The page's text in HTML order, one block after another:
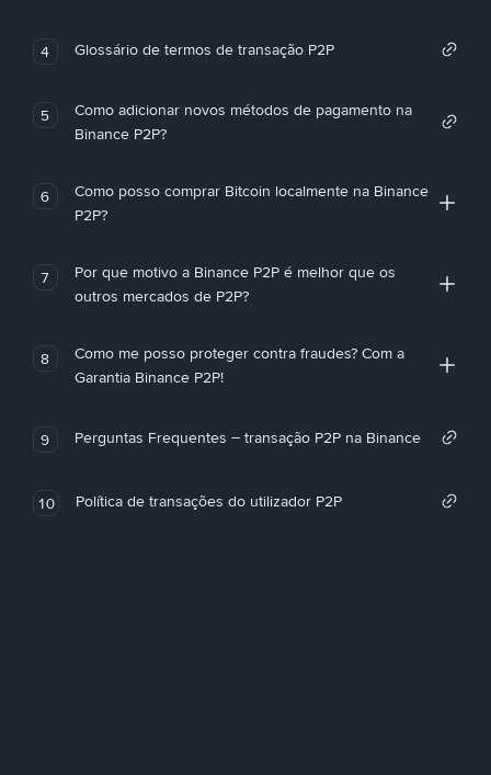
4 Glossário de termos de transação P2P
5
Como adicionar novos métodos de pagamento na
Binance P2P?
6
Como posso comprar Bitcoin localmente na Binance
P2P?
7
Por que motivo a Binance P2P é melhor que os
outros mercados de P2P?
8
Como me posso proteger contra fraudes? Com a
Garantia Binance P2P!
9 Perguntas Frequentes – transação P2P na Binance
10 Política de transações do utilizador P2P